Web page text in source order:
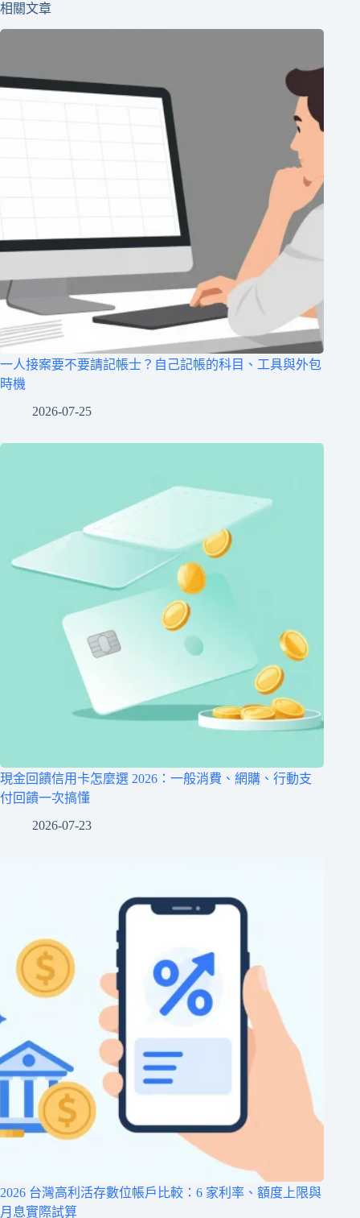
相關文章
一人接案要不要請記帳士？自己記帳的科目、工具與外包
時機
2026-07-25
現金回饋信用卡怎麼選 2026：一般消費、網購、行動支
付回饋一次搞懂
2026-07-23
2026 台灣高利活存數位帳戶比較：6 家利率、額度上限與
月息實際試算